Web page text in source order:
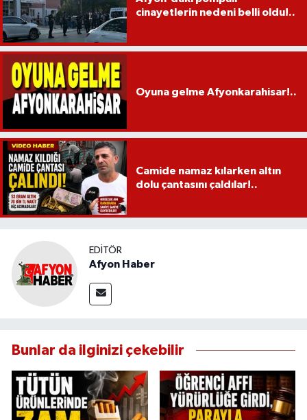
cinayetlerin nedeni belli oldu!..
Oyuna gelme Afyonkarahisar!..
Camide namaz kılarken altın
dolu çantasını çaldılar!..
EDITÖR
Afyon Haber
Bunlar da ilginizi çekebilir